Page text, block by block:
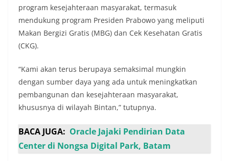
program kesejahteraan masyarakat, termasuk
mendukung program Presiden Prabowo yang meliputi
Makan Bergizi Gratis (MBG) dan Cek Kesehatan Gratis
(CKG).
“Kami akan terus berupaya semaksimal mungkin
dengan sumber daya yang ada untuk meningkatkan
pembangunan dan kesejahteraan masyarakat,
khususnya di wilayah Bintan,” tutupnya.
BACA JUGA: Oracle Jajaki Pendirian Data
Center di Nongsa Digital Park, Batam